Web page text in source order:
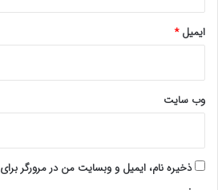
ایمیل*
وب‌ سایت
ذخیره نام، ایمیل و وبسایت من در مرورگر